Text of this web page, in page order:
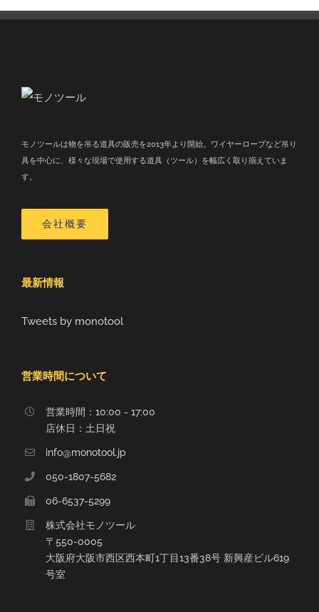
モノツールは物を吊る道具の販売を2013年より開始。ワイヤーロープなど吊り
具を中心に、様々な現場で使用する道具（ツール）を幅広く取り揃えていま
す。
会社概要
最新情報
Tweets by monotool
営業時間について
営業時間：10:00 - 17:00
店休日：土日祝
info@monotool.jp
050-1807-5682
06-6537-5299
株式会社モノツール
〒550-0005
大阪府大阪市西区西本町1丁目13番38号 新興産ビル619
号室